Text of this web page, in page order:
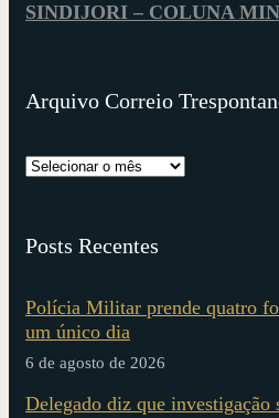
SINDIJORI – COLUNA
Arquivo Correio
Posts Recentes
Polícia Militar prende quatro
um único dia
6 de agosto de 2026
Delegado diz que investigação